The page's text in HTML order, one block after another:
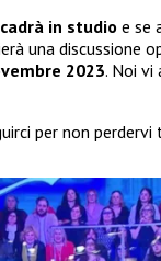
in studio e se
una discussione
2023. Noi vi
per non